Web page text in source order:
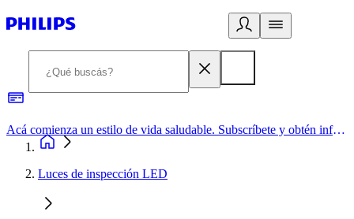
Acá comienza un estilo de vida saludable. Subscríbete y obtén información de primera mano
Luces de inspección LED